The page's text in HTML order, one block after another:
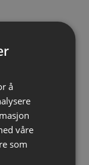
og
og
å
våre
som